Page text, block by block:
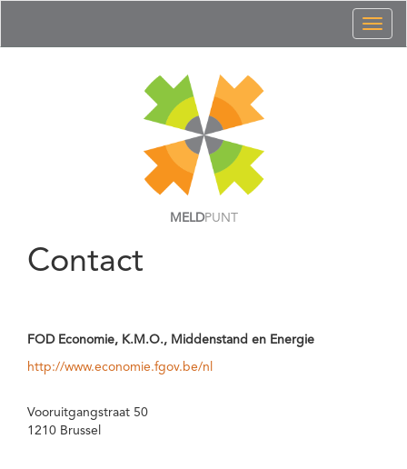
MELDPUNT
Contact
FOD Economie, K.M.O., Middenstand en Energie
http://www.economie.fgov.be/nl
Vooruitgangstraat 50
1210 Brussel